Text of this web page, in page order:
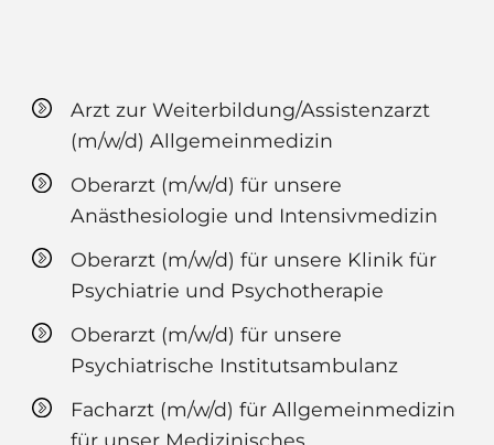
Arzt zur Weiterbildung/Assistenzarzt
(m/w/d) Allgemeinmedizin
Oberarzt (m/w/d) für unsere
Anästhesiologie und Intensivmedizin
Oberarzt (m/w/d) für unsere Klinik für
Psychiatrie und Psychotherapie
Oberarzt (m/w/d) für unsere
Psychiatrische Institutsambulanz
Facharzt (m/w/d) für Allgemeinmedizin
für unser Medizinisches